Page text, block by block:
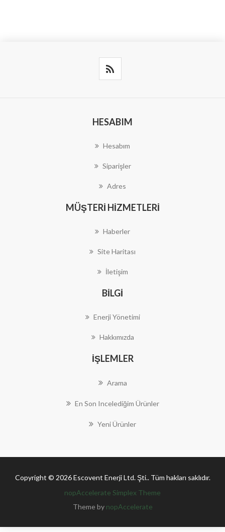
HESABIM
Hesabım
Siparişler
Adres
MÜŞTERI HIZMETLERI
Haberler
Site Haritası
İletişim
BILGI
Enerji Yönetimi
Hakkımızda
İŞLEMLER
Arama
En Son Incelediğim Ürünler
Yeni Ürünler
Copyright © 2026 Escovent Enerji Ltd. Şti.. Tüm hakları saklıdır.
nopAccelerate Simplex Theme
Theme by nopAccelerate